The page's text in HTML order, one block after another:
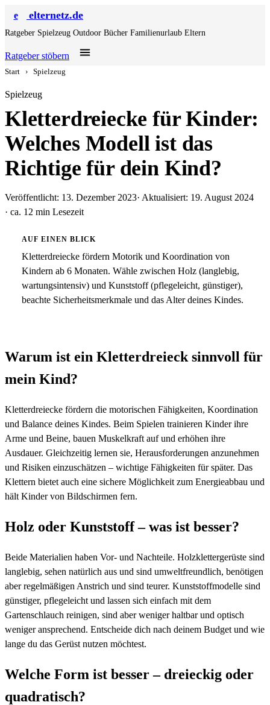
e elternetz.de
Ratgeber Spielzeug Outdoor Bücher Familienurlaub Eltern
Ratgeber stöbern
Start › Spielzeug
Spielzeug
Kletterdreiecke für Kinder:
Welches Modell ist das
Richtige für dein Kind?
Veröffentlicht: 13. Dezember 2023· Aktualisiert: 19. August 2024
· ca. 12 min Lesezeit
AUF EINEN BLICK
Kletterdreiecke fördern Motorik und Koordination von
Kindern ab 6 Monaten. Wähle zwischen Holz (langlebig,
wartungsintensiv) und Kunststoff (pflegeleicht, günstiger),
beachte Sicherheitsmerkmale und das Alter deines Kindes.
Warum ist ein Kletterdreieck sinnvoll für
mein Kind?
Kletterdreiecke fördern die motorischen Fähigkeiten, Koordination
und Balance deines Kindes. Beim Spielen trainieren Kinder ihre
Arme und Beine, bauen Muskelkraft auf und erhöhen ihre
Ausdauer. Gleichzeitig lernen sie, Herausforderungen anzunehmen
und Risiken einzuschätzen – wichtige Fähigkeiten für später. Das
Klettern bietet auch eine sichere Möglichkeit zum Energieabbau und
hält Kinder von Bildschirmen fern.
Holz oder Kunststoff – was ist besser?
Beide Materialien haben Vor- und Nachteile. Holzklettergerüste sind
langlebig, sehen natürlich aus und sind umweltfreundlich, benötigen
aber regelmäßigen Anstrich und sind teurer. Kunststoffmodelle sind
günstiger, pflegeleicht und lassen sich einfach mit dem
Gartenschlauch reinigen, sind aber weniger haltbar und optisch
weniger ansprechend. Entscheide dich nach deinem Budget und wie
lange du das Gerüst nutzen möchtest.
Welche Form ist besser – dreieckig oder
quadratisch?